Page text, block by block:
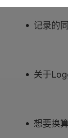
记录的
关于
想要换